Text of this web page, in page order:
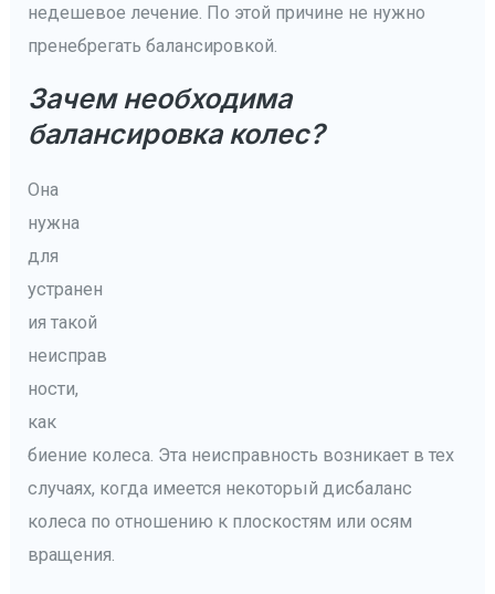
недешевое лечение. По этой причине не нужно
пренебрегать балансировкой.
Зачем необходима
балансировка колес?
Она
нужна
для
устранен
ия такой
неисправ
ности,
как
биение колеса. Эта неисправность возникает в тех
случаях, когда имеется некоторый дисбаланс
колеса по отношению к плоскостям или осям
вращения.